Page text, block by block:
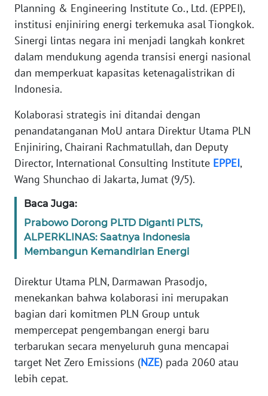
Planning & Engineering Institute Co., Ltd. (EPPEI),
institusi enjiniring energi terkemuka asal Tiongkok.
Sinergi lintas negara ini menjadi langkah konkret
dalam mendukung agenda transisi energi nasional
dan memperkuat kapasitas ketenagalistrikan di
Indonesia.
Kolaborasi strategis ini ditandai dengan
penandatanganan MoU antara Direktur Utama PLN
Enjiniring, Chairani Rachmatullah, dan Deputy
Director, International Consulting Institute EPPEI,
Wang Shunchao di Jakarta, Jumat (9/5).
Baca Juga:
Prabowo Dorong PLTD Diganti PLTS,
ALPERKLINAS: Saatnya Indonesia
Membangun Kemandirian Energi
Direktur Utama PLN, Darmawan Prasodjo,
menekankan bahwa kolaborasi ini merupakan
bagian dari komitmen PLN Group untuk
mempercepat pengembangan energi baru
terbarukan secara menyeluruh guna mencapai
target Net Zero Emissions (NZE) pada 2060 atau
lebih cepat.
Wahana
Regional
WN
SUMUT
WN
JAKARTA
WN
JABAR
WN
BANTEN
WN
WN
KEPRI
PAPUA
WN